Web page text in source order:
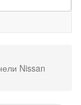
Nissan